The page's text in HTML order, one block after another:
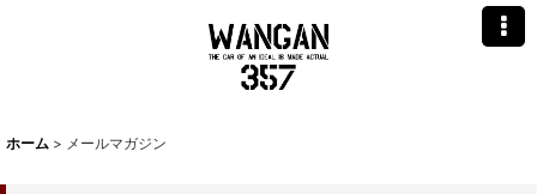
ホーム > メールマガジン